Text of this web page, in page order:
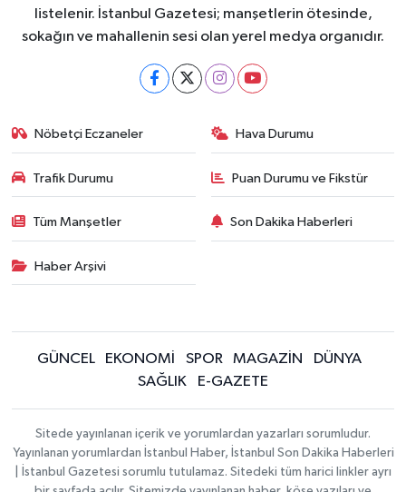
listelenir. İstanbul Gazetesi; manşetlerin ötesinde,
sokağın ve mahallenin sesi olan yerel medya organıdır.
Nöbetçi Eczaneler Hava Durumu
Trafik Durumu Puan Durumu ve Fikstür
Tüm Manşetler Son Dakika Haberleri
Haber Arşivi
GÜNCEL EKONOMİ SPOR MAGAZİN
DÜNYA
SAĞLIK
E-GAZETE
Sitede yayınlanan içerik ve yorumlardan yazarları sorumludur.
Yayınlanan yorumlardan İstanbul Haber, İstanbul Son Dakika Haberleri
| İstanbul Gazetesi sorumlu tutulamaz. Sitedeki tüm harici linkler ayrı